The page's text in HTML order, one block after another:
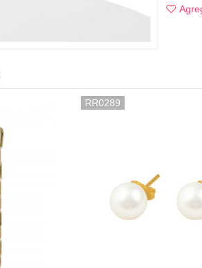
RR0289